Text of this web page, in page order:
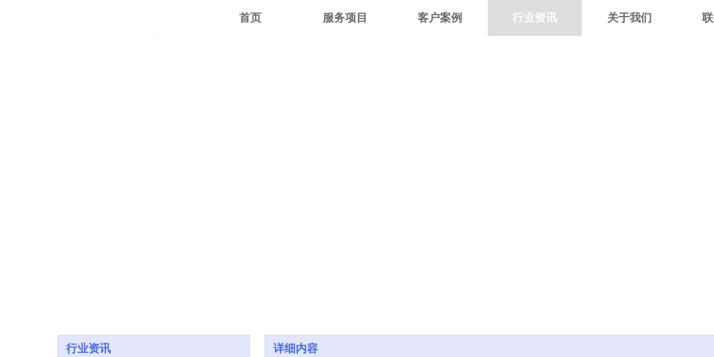
首页 服务项目 客户案例 行业资讯 关于我们
行业资讯 详细内容